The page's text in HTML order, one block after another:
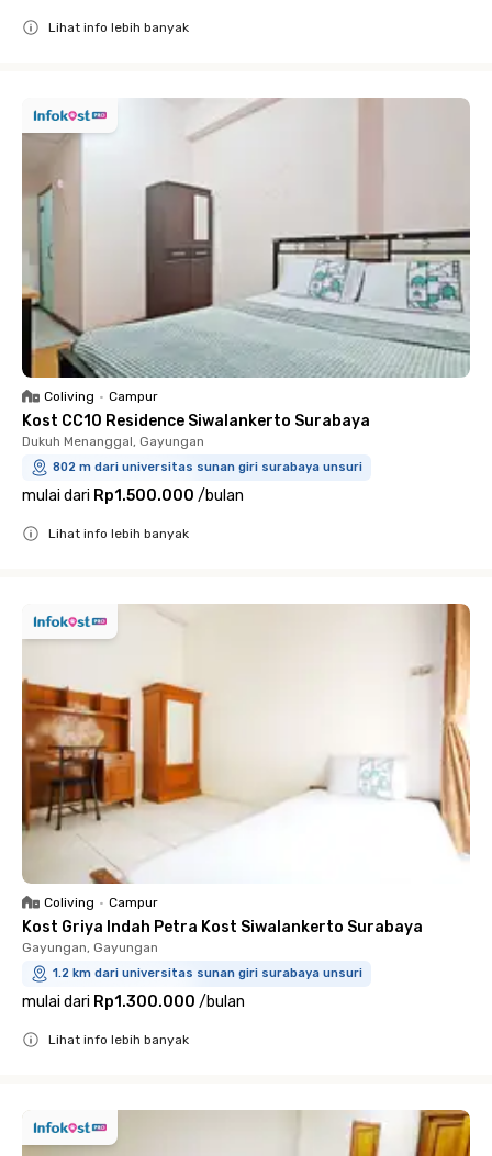
Lihat info lebih banyak
Coliving • Campur
Kost CC10 Residence Siwalankerto Surabaya
Dukuh Menanggal, Gayungan
802 m dari universitas sunan giri surabaya unsuri
mulai dari Rp1.500.000 /bulan
Lihat info lebih banyak
Coliving • Campur
Kost Griya Indah Petra Kost Siwalankerto Surabaya
Gayungan, Gayungan
1.2 km dari universitas sunan giri surabaya unsuri
mulai dari Rp1.300.000 /bulan
Lihat info lebih banyak